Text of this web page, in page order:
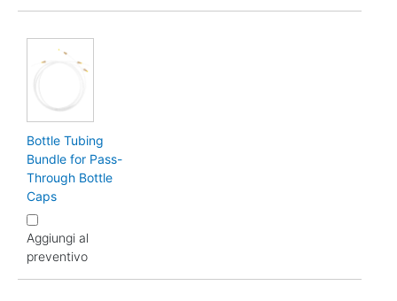
Bottle Tubing
Bundle for Pass-
Through Bottle
Caps
Aggiungi al
preventivo